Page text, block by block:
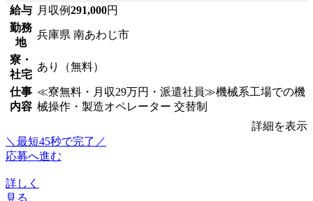
給与 月収例291,000円
勤務
地
兵庫県 南あわじ市
寮・
社宅
あり（無料）
仕事
内容
≪寮無料・月収29万円・派遣社員≫機械系工場での機
械操作・製造オペレーター 交替制
詳細を表示
＼最短45秒で完了／
応募へ進む
詳しく
見る